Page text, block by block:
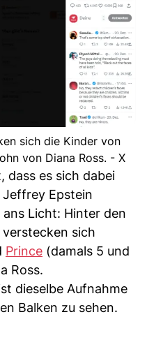
sich die Kinder von
von Diana Ross. - X
dass es sich dabei
Epstein
Licht: Hinter den
sich
Prince (damals 5 und
Ross.
dieselbe Aufnahme
Balken zu sehen.